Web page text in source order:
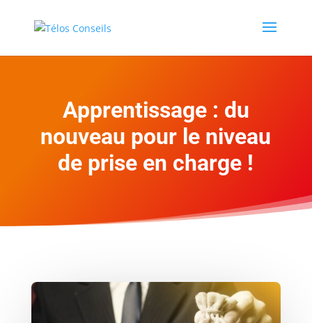
Apprentissage : du
nouveau pour le niveau
de prise en charge !